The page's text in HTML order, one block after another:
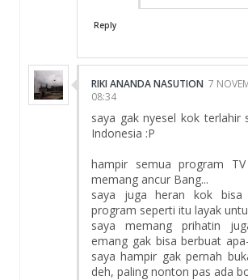
Reply
RIKI ANANDA NASUTION 7
08:34
saya gak nyesel kok terlahir
Indonesia :P
hampir semua program
memang ancur Bang...
saya juga heran kok bisa
program seperti itu layak
saya memang prihatin
emang gak bisa berbuat
saya hampir gak pernah
deh, paling nonton pas ada